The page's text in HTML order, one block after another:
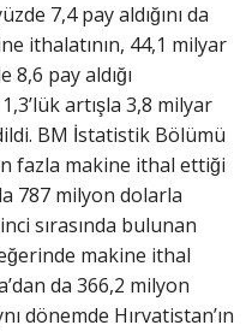
7,4 pay aldığını da
ithalatının, 44,1 milyar
pay aldığı
artışla 3,8 milyar
BM İstatistik Bölümü
fazla makine ithal ettiği
787 milyon dolarla
sırasında bulunan
makine ithal
da 366,2 milyon
dönemde Hırvatistan’ın